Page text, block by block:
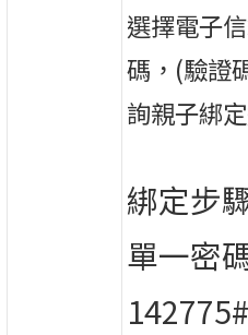
選擇電子
碼，(驗證
詢親子綁
綁定步
單一密